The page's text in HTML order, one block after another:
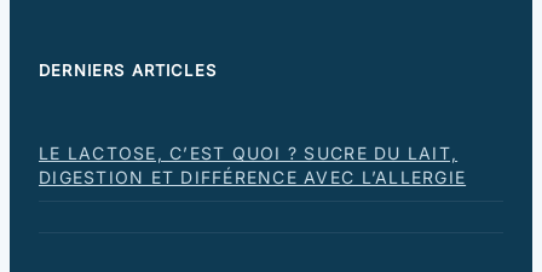
DERNIERS ARTICLES
LE LACTOSE, C’EST QUOI ? SUCRE DU LAIT,
DIGESTION ET DIFFÉRENCE AVEC L’ALLERGIE